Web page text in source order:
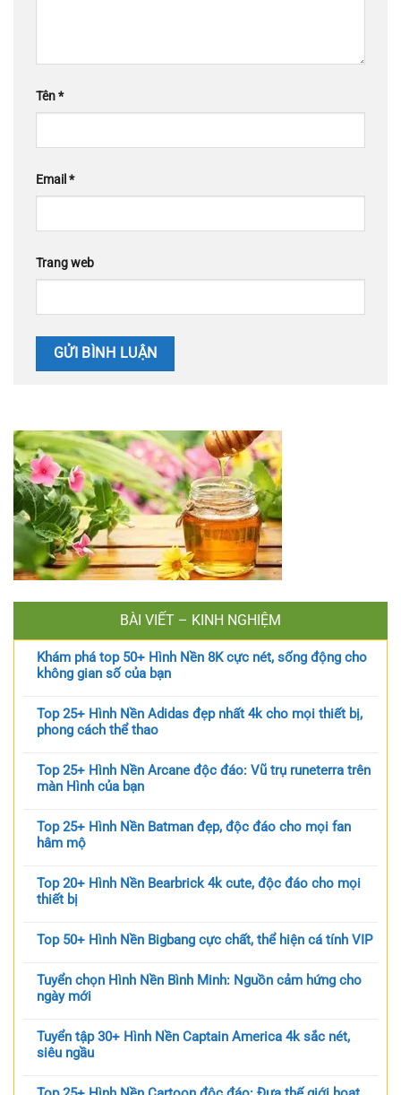
Tên*
Email *
Trang web
BÀI VIẾT – KINH NGHIỆM
Khám phá top 50+ Hình Nền 8K cực nét, sống động cho
không gian số của bạn
Top 25+ Hình Nền Adidas đẹp nhất 4k cho mọi thiết bị,
phong cách thể thao
Top 25+ Hình Nền Arcane độc đáo: Vũ trụ runeterra trên
màn Hình của bạn
Top 25+ Hình Nền Batman đẹp, độc đáo cho mọi fan
hâm mộ
Top 20+ Hình Nền Bearbrick 4k cute, độc đáo cho mọi
thiết bị
Top 50+ Hình Nền Bigbang cực chất, thể hiện cá tính VIP
Tuyển chọn Hình Nền Bình Minh: Nguồn cảm hứng cho
ngày mới
Tuyển tập 30+ Hình Nền Captain America 4k sắc nét,
siêu ngầu